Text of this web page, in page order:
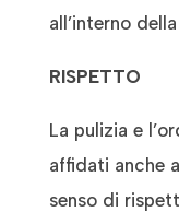
all’interno
RISPETTO
La pulizia e
affidati anche
senso di